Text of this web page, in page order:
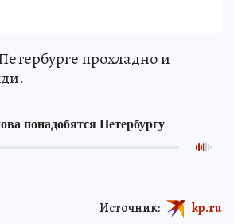
прохладно и
Источник: kp.ru